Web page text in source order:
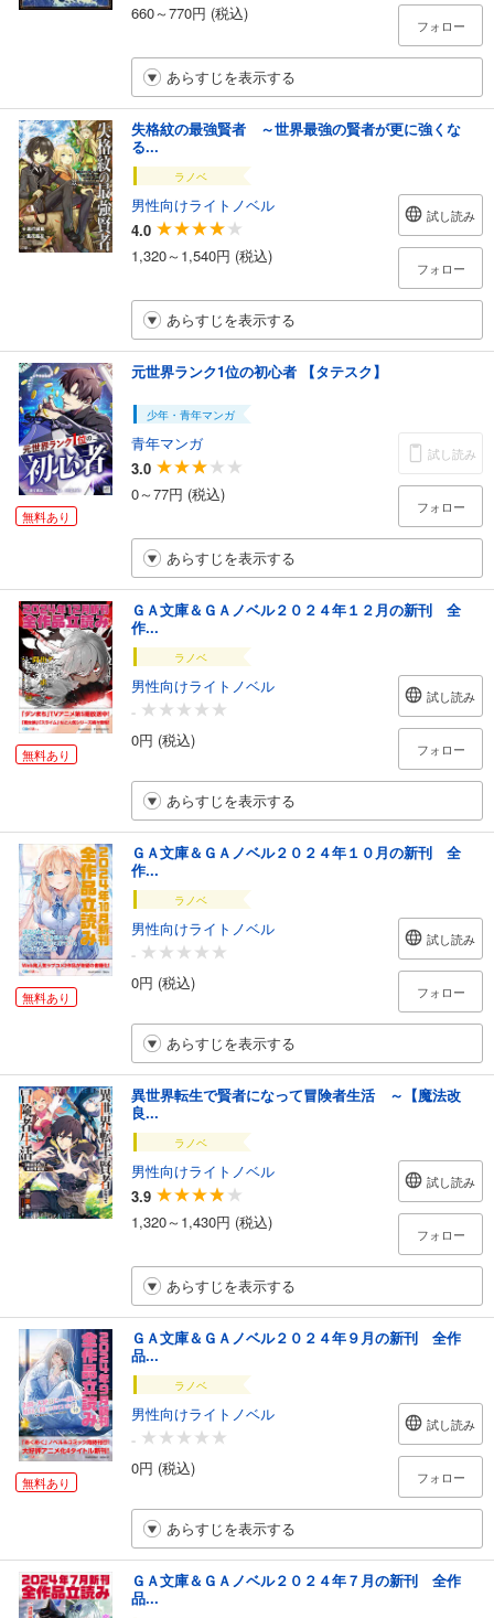
660～770円 (税込)
フォロー
あらすじを表示する
失格紋の最強賢者 ～世界最強の賢者が更に強くな
る...
ラノベ
男性向けライトノベル
4.0
1,320～1,540円 (税込)
試し読み
フォロー
あらすじを表示する
無料あり
元世界ランク1位の初心者 【タテスク】
少年・青年マンガ
青年マンガ
3.0
0～77円 (税込)
試し読み
フォロー
あらすじを表示する
無料あり
ＧＡ文庫＆ＧＡノベル２０２４年１２月の新刊 全
作...
ラノベ
男性向けライトノベル
-
0円 (税込)
試し読み
フォロー
あらすじを表示する
無料あり
ＧＡ文庫＆ＧＡノベル２０２４年１０月の新刊 全
作...
ラノベ
男性向けライトノベル
-
0円 (税込)
試し読み
フォロー
あらすじを表示する
異世界転生で賢者になって冒険者生活 ～【魔法改
良...
ラノベ
男性向けライトノベル
3.9
1,320～1,430円 (税込)
試し読み
フォロー
あらすじを表示する
無料あり
ＧＡ文庫＆ＧＡノベル２０２４年９月の新刊 全作
品...
ラノベ
男性向けライトノベル
-
0円 (税込)
試し読み
フォロー
あらすじを表示する
ＧＡ文庫＆ＧＡノベル２０２４年７月の新刊 全作
品...